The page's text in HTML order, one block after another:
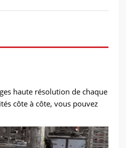
haute résolution de chaque
côte à côte, vous pouvez